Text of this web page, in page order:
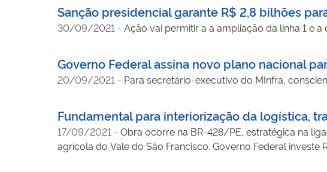
Sanção presidencial garante R$ 2,8 bilhões
30/09/2021 - Ação vai permitir a a ampliação da linha 1 e
Governo Federal assina novo plano nacional
20/09/2021 - Para secretário-executivo do MInfra,
Fundamental para interiorização da logística,
17/09/2021 - Obra ocorre na BR-428/PE, estratégica na
agrícola do Vale do São Francisco. Governo Federal